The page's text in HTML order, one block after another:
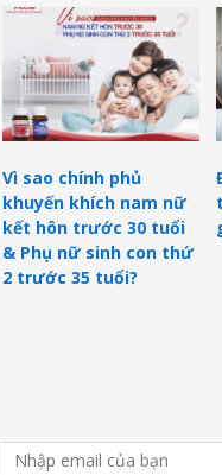
Vì sao chính phủ
khuyến khích nam nữ
kết hôn trước 30 tuổi
& Phụ nữ sinh con thứ
2 trước 35 tuổi?